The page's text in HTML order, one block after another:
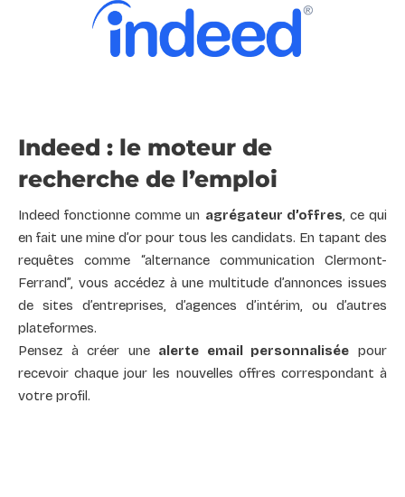
Indeed : le moteur de
recherche de l’emploi
Indeed fonctionne comme un agrégateur d’offres, ce qui
en fait une mine d’or pour tous les candidats. En tapant des
requêtes comme “alternance communication Clermont-
Ferrand”, vous accédez à une multitude d’annonces issues
de sites d’entreprises, d’agences d’intérim, ou d’autres
plateformes.
Pensez à créer une alerte email personnalisée pour
recevoir chaque jour les nouvelles offres correspondant à
votre profil.